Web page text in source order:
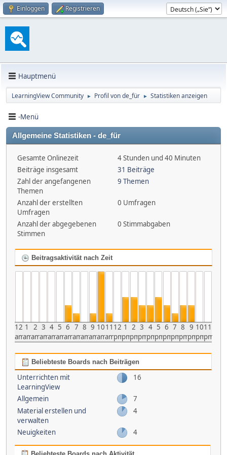
Einloggen Registrieren
Hauptmenü
LearningView Community ► Profil von de_für ► Statistiken anzeigen
-Menü
Allgemeine Statistiken - de_für
Gesamte Onlinezeit
4 Stunden und 40 Minuten
Beiträge insgesamt
31 Beiträge
Zahl der angefangenen
Themen
9 Themen
Anzahl der erstellten
Umfragen
0 Umfragen
Anzahl der abgegebenen
Stimmen
0 Stimmabgaben
Beitragsaktivität nach Zeit
12
am
1
am
2
am
3
am
4
am
5
am
6
am
7
am
8
am
9
am
10
am
11
am
12
pm
1
pm
2
pm
3
pm
4
pm
5
pm
6
pm
7
pm
8
pm
9
pm
10
pm
11
pm
Beliebteste Boards nach Beiträgen
Unterrichten mit
LearningView
16
Allgemein
7
Material erstellen und
verwalten
4
Neuigkeiten 4